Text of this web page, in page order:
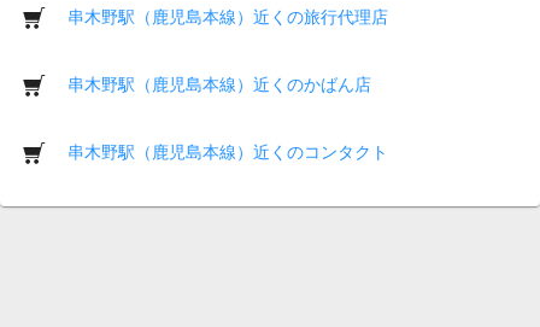
串木野駅（鹿児島本線）近くの旅行代理店
串木野駅（鹿児島本線）近くのかばん店
串木野駅（鹿児島本線）近くのコンタクト